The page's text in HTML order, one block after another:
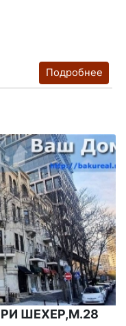
Подробнее
ШЕХЕР,М.28